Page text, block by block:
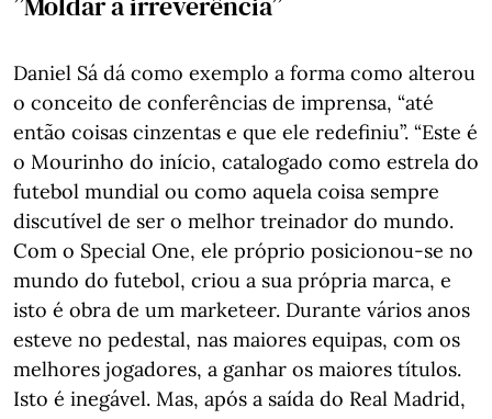
Daniel Sá dá como exemplo a forma como alterou
o conceito de conferências de imprensa, “até
então coisas cinzentas e que ele redefiniu”. “Este é
o Mourinho do início, catalogado como estrela do
futebol mundial ou como aquela coisa sempre
discutível de ser o melhor treinador do mundo.
Com o Special One, ele próprio posicionou-se no
mundo do futebol, criou a sua própria marca, e
isto é obra de um marketeer. Durante vários anos
esteve no pedestal, nas maiores equipas, com os
melhores jogadores, a ganhar os maiores títulos.
Isto é inegável. Mas, após a saída do Real Madrid,